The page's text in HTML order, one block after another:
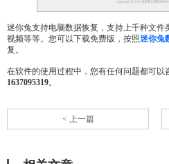
迷你兔支持电脑数据恢复，支持上千种文件
视频等等。您可以下载免费版，按照迷你兔
复。
在软件的使用过程中，您有任何问题都可以
1637095319。
< 上一篇